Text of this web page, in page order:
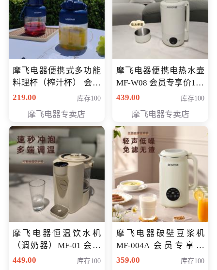
摩飞电器便携式多功能
料理杯（榨汁杯） 会员
专享价118元
219.00 库存100
摩飞电器专卖店
摩飞电器便携电热水壶
MF-W08 会员专享价198
元
439.00 库存100
摩飞电器专卖店
摩飞电器恒温饮水机
（调奶器）MF-01 会员
专享价366元
449.00 库存100
摩飞电器破壁豆浆机
MF-004A 会员专享价
168元
359.00 库存100